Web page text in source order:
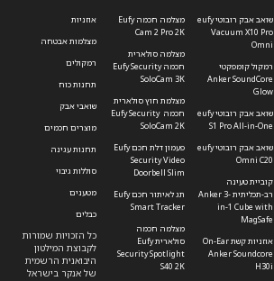
שואב אבק רובוטי eufy
Vacuum X10 Pro
Omni
רמקול קומפקטי
Anker SoundCore
Glow
שואב אבק רובוטי eufy
S1 Pro All-in-One
שואב אבק רובוטי eufy
Omni C20
קוביית טעינה
רב-תכליתית Anker 3-
in-1 Cube with
MagSafe
אוזניות קשת On-Ear
Anker Soundcore
H30i
מצלמה חכמה Eufy
Cam 2 Pro 2K
מצלמה סולארית
חכמה Eufy Security
SoloCam 3K
מצלמת חוץ סולארית
חכמה Eufy Security
SoloCam 2K
פעמון דלת חכם Eufy
Security Video
Doorbell Slim
תג לאיתור חכם Eufy
Smart Tracker
מצלמה חכמה
סולארית Eufy
Security Spotlight
S40 2K
אוזניות
מצלמות אבטחה
רמקולים
תחנות כוח
שואבי אבק
מוצרים חכמים
תחנות עגינה
סוללות גיבוי
מטענים
כבלים
כל הזכויות שמורות
לקבוצת המילטון
היבואנית הרשמית
של אנקר בישראל